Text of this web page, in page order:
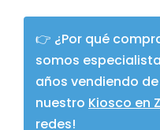
👉 ¿Por qué
somos
años vendiendo
nuestro Kiosco en
redes!